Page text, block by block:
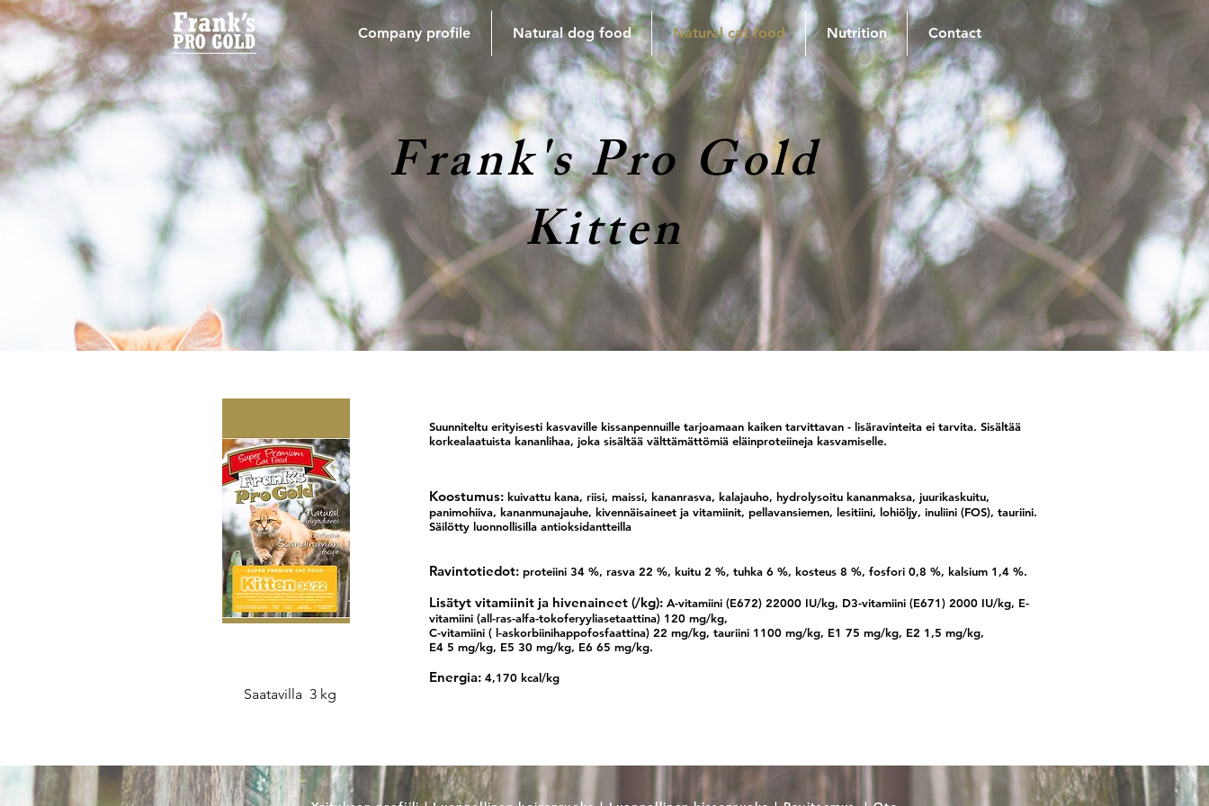
Company profile Natural dog food Natural cat food Nutrition Contact
Frank's Pro Gold
Kitten
Suunniteltu erityisesti kasvaville kissanpennuille tarjoamaan kaiken tarvittavan - lisäravinteita ei tarvita. Sisältää
korkealaatuista kananlihaa, joka sisältää välttämättömiä eläinproteiineja kasvamiselle.
Koostumus: kuivattu kana, riisi, maissi, kananrasva, kalajauho, hydrolysoitu kananmaksa, juurikaskuitu,
panimohiiva, kananmunajauhe, kivennäisaineet ja vitamiinit, pellavansiemen, lesitiini, lohiöljy, inuliini (FOS), tauriini.
Säilötty luonnollisilla antioksidantteilla
Ravintotiedot: proteiini 34 %, rasva 22 %, kuitu 2 %, tuhka 6 %, kosteus 8 %, fosfori 0,8 %, kalsium 1,4 %.
Lisätyt vitamiinit ja hivenaineet (/kg): A-vitamiini (E672) 22000 IU/kg, D3-vitamiini (E671) 2000 IU/kg, E-
vitamiini (all-ras-alfa-tokoferyyliasetaattina) 120 mg/kg,
C-vitamiini ( l-askorbiinihappofosfaattina) 22 mg/kg, tauriini 1100 mg/kg, E1 75 mg/kg, E2 1,5 mg/kg,
E4 5 mg/kg, E5 30 mg/kg, E6 65 mg/kg.
Energia: 4,170 kcal/kg
Saatavilla 3 kg